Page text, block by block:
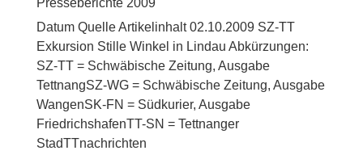
Datum Quelle Artikelinhalt 02.10.2009 SZ-TT
Exkursion Stille Winkel in Lindau Abkürzungen:
SZ-TT = Schwäbische Zeitung, Ausgabe
TettnangSZ-WG = Schwäbische Zeitung, Ausgabe
WangenSK-FN = Südkurier, Ausgabe
FriedrichshafenTT-SN = Tettnanger
StadTTnachrichten